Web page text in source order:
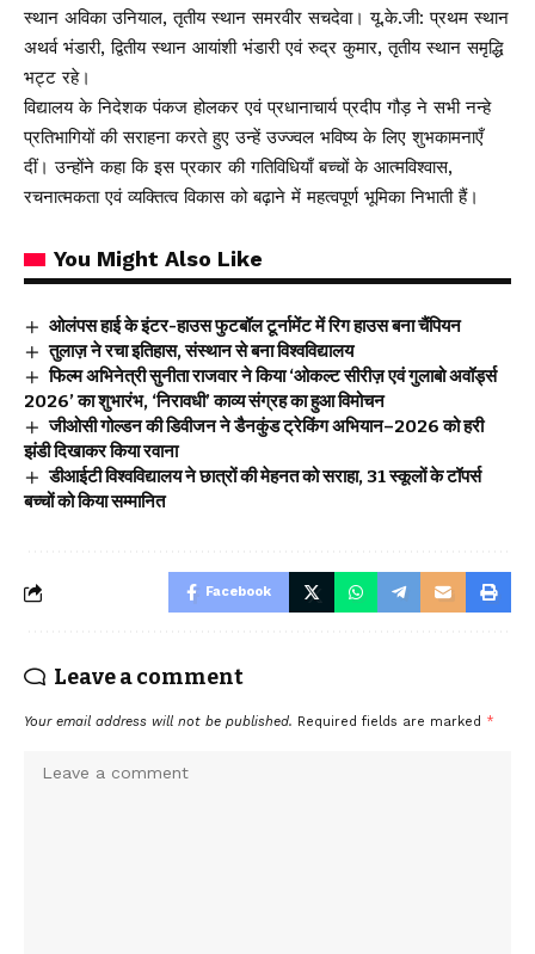
स्थान अविका उनियाल, तृतीय स्थान समरवीर सचदेवा। यू.के.जी: प्रथम स्थान
अथर्व भंडारी, द्वितीय स्थान आयांशी भंडारी एवं रुद्र कुमार, तृतीय स्थान समृद्धि
भट्ट रहे।
विद्यालय के निदेशक पंकज होलकर एवं प्रधानाचार्य प्रदीप गौड़ ने सभी नन्हे
प्रतिभागियों की सराहना करते हुए उन्हें उज्ज्वल भविष्य के लिए शुभकामनाएँ
दीं। उन्होंने कहा कि इस प्रकार की गतिविधियाँ बच्चों के आत्मविश्वास,
रचनात्मकता एवं व्यक्तित्व विकास को बढ़ाने में महत्वपूर्ण भूमिका निभाती हैं।
You Might Also Like
ओलंपस हाई के इंटर-हाउस फुटबॉल टूर्नामेंट में रिग हाउस बना चैंपियन
तुलाज़ ने रचा इतिहास, संस्थान से बना विश्वविद्यालय
फिल्म अभिनेत्री सुनीता राजवार ने किया ‘ओकल्ट सीरीज़ एवं गुलाबो अवॉर्ड्स
2026’ का शुभारंभ, ‘निरावधी’ काव्य संग्रह का हुआ विमोचन
जीओसी गोल्डन की डिवीजन ने डैनकुंड ट्रेकिंग अभियान–2026 को हरी
झंडी दिखाकर किया रवाना
डीआईटी विश्वविद्यालय ने छात्रों की मेहनत को सराहा, 31 स्कूलों के टॉपर्स
बच्चों को किया सम्मानित
Facebook
Leave a comment
Your email address will not be published. Required fields are marked *